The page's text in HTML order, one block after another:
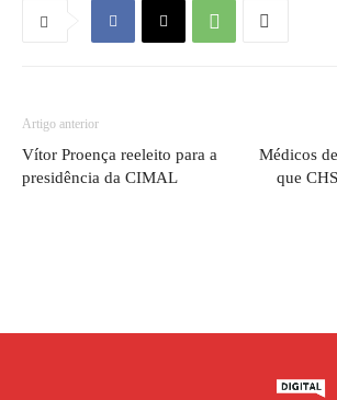
Artigo anterior
Vítor Proença reeleito para a
presidência da CIMAL
Médicos
que